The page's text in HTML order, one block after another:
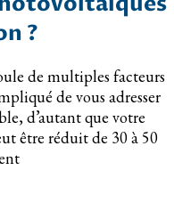
?
de multiples facteurs
de vous adresser
d’autant que votre
être réduit de 30 à 50